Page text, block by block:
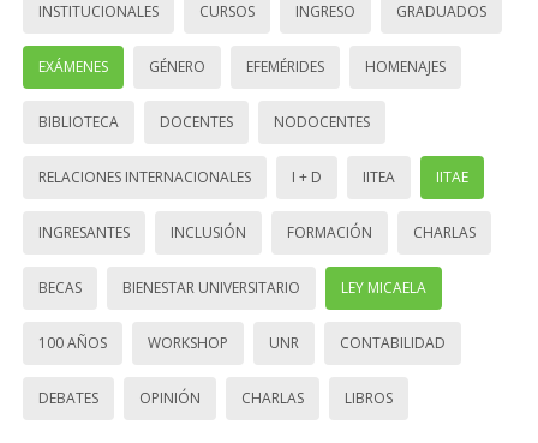
INSTITUCIONALES CURSOS INGRESO GRADUADOS
EXÁMENES GÉNERO EFEMÉRIDES HOMENAJES
BIBLIOTECA DOCENTES NODOCENTES
RELACIONES INTERNACIONALES I + D IITEA IITAE
INGRESANTES INCLUSIÓN FORMACIÓN CHARLAS
BECAS BIENESTAR UNIVERSITARIO LEY MICAELA
100 AÑOS WORKSHOP UNR CONTABILIDAD
DEBATES OPINIÓN CHARLAS LIBROS